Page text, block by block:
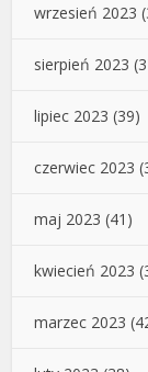
wrzesień 2023
sierpień 2023
lipiec 2023 (39)
czerwiec 2023
maj 2023 (41)
kwiecień 2023
marzec 2023